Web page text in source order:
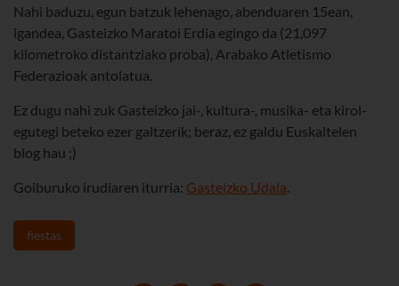
Nahi baduzu, egun batzuk lehenago, abenduaren 15ean,
igandea, Gasteizko Maratoi Erdia egingo da (21,097
kilometroko distantziako proba), Arabako Atletismo
Federazioak antolatua.
Ez dugu nahi zuk Gasteizko jai-, kultura-, musika- eta kirol-
egutegi beteko ezer galtzerik; beraz, ez galdu Euskaltelen
blog hau ;)
Goiburuko irudiaren iturria: Gasteizko Udala
fiestas